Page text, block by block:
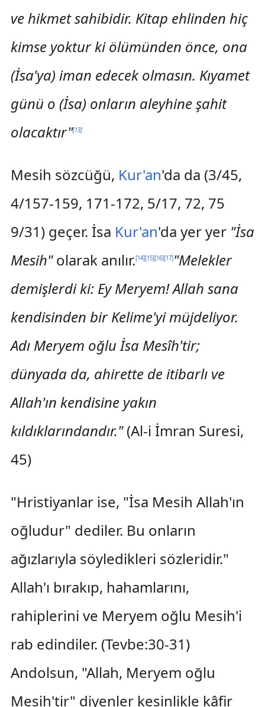
ve hikmet sahibidir. Kitap ehlinden hiç
kimse yoktur ki ölümünden önce, ona
(İsa'ya) iman edecek olmasın. Kıyamet
günü o (İsa) onların aleyhine şahit
olacaktır"[13]
Mesih sözcüğü, Kur'an'da da (3/45,
4/157-159, 171-172, 5/17, 72, 75
9/31) geçer. İsa Kur'an'da yer yer "İsa
Mesih"olarak anılır.[14][15][16][17]"Melekler
demişlerdi ki: Ey Meryem! Allah sana
kendisinden bir Kelime'yi müjdeliyor.
Adı Meryem oğlu İsa Mesîh'tir;
dünyada da, ahirette de itibarlı ve
Allah'ın kendisine yakın
kıldıklarındandır."(Al-i İmran Suresi,
45)
"Hristiyanlar ise, "İsa Mesih Allah'ın
oğludur" dediler. Bu onların
ağızlarıyla söyledikleri sözleridir."
Allah'ı bırakıp, hahamlarını,
rahiplerini ve Meryem oğlu Mesih'i
rab edindiler. (Tevbe:30-31)
Andolsun, "Allah, Meryem oğlu
Mesih'tir" diyenler kesinlikle kâfir